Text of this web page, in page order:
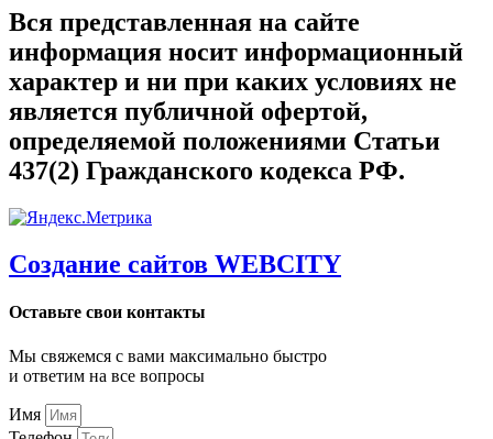
Вся представленная на сайте
информация носит информационный
характер и ни при каких условиях не
является публичной офертой,
определяемой положениями Статьи
437(2) Гражданского кодекса РФ.
Создание сайтов WEBCITY
Оставьте свои контакты
Мы свяжемся с вами максимально быстро
и ответим на все вопросы
Имя